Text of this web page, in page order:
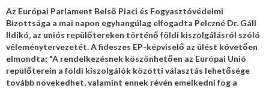
Az Európai Parlament Belső Piaci és Fogyasztóvédelmi
Bizottsága a mai napon egyhangúlag elfogadta Pelczné Dr. Gáll
Ildikó, az uniós repülőtereken történő földi kiszolgálásról szóló
véleménytervezetét. A fideszes EP-képviselő az ülést követően
elmondta: "A rendelkezésnek köszönhetően az Európai Unió
repülőterein a földi kiszolgálók közötti választás lehetősége
tovább növekedhet, valamint ennek révén emelkedni fog a